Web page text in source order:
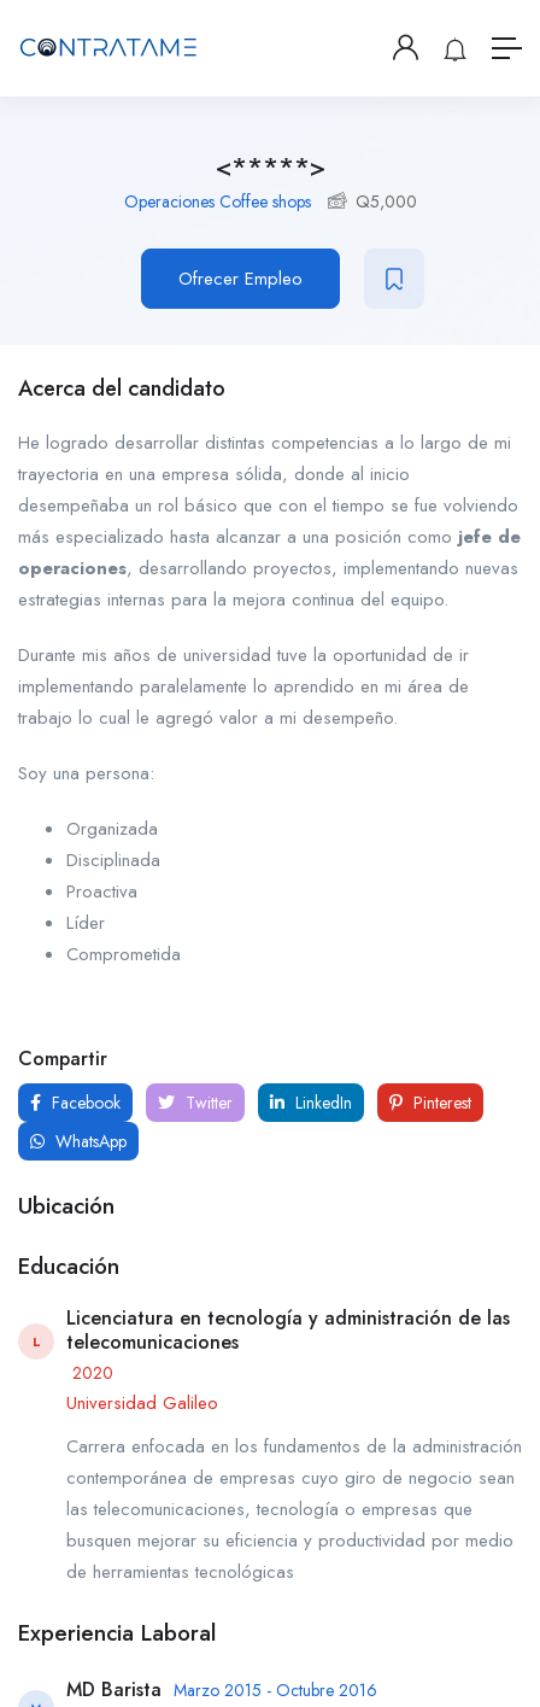
<*****>
Operaciones Coffee shops Q5,000
Ofrecer Empleo
Acerca del candidato
He logrado desarrollar distintas competencias a lo largo de mi
trayectoria en una empresa sólida, donde al inicio
desempeñaba un rol básico que con el tiempo se fue volviendo
más especializado hasta alcanzar a una posición como jefe de
operaciones, desarrollando proyectos, implementando nuevas
estrategias internas para la mejora continua del equipo.
Durante mis años de universidad tuve la oportunidad de ir
implementando paralelamente lo aprendido en mi área de
trabajo lo cual le agregó valor a mi desempeño.
Soy una persona:
Organizada
Disciplinada
Proactiva
Líder
Comprometida
Compartir
Facebook Twitter LinkedIn
Pinterest
WhatsApp
Ubicación
Educación
L
Licenciatura en tecnología y administración de las
telecomunicaciones
2020
Universidad Galileo
Carrera enfocada en los fundamentos de la administración
contemporánea de empresas cuyo giro de negocio sean
las telecomunicaciones, tecnología o empresas que
busquen mejorar su eficiencia y productividad por medio
de herramientas tecnológicas
Experiencia Laboral
MD Barista Marzo 2015 - Octubre 2016